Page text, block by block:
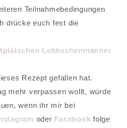
Teilnahmebedingungen
drücke euch fest die
Rezept gefallen hat.
mehr verpassen wollt, würde
wenn ihr mir bei
oder Facebook folge